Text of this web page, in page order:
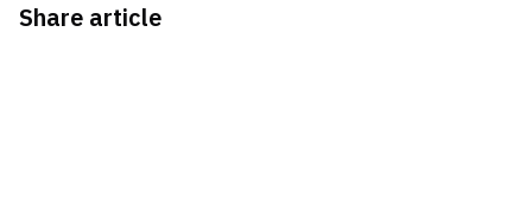
Share article